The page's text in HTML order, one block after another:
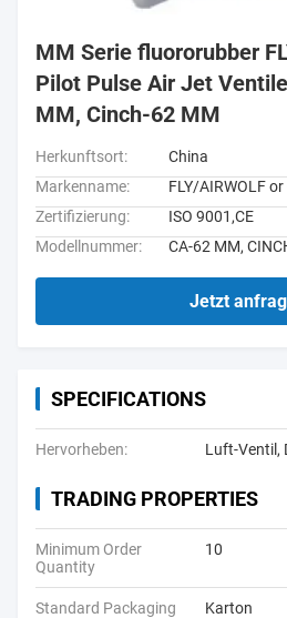
MM Serie fluororubber
Pilot Pulse Air Jet
MM, Cinch-62 MM
Herkunftsort:
China
Markenname:
FLY/AIRWOLF or
Zertifizierung:
ISO 9001,CE
Modellnummer:
CA-62 MM,
Jetzt
SPECIFICATIONS
Hervorheben: Luft-Ventil ,
TRADING PROPERTIES
Minimum Order
Quantity
10
Standard Packaging Karton